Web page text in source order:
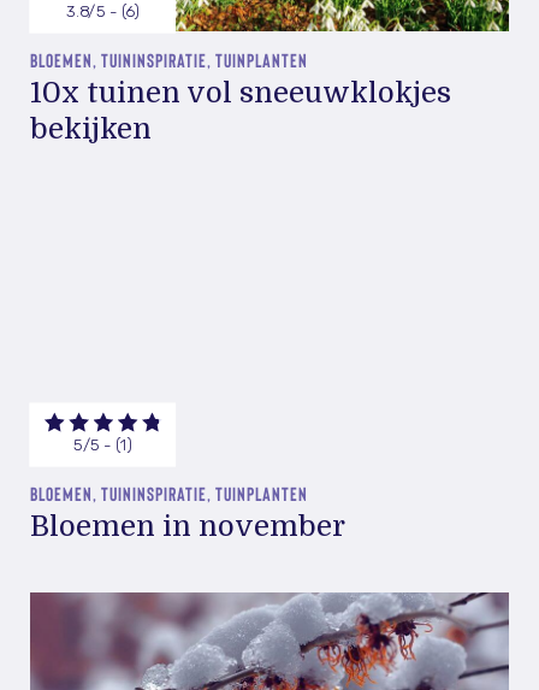
3.8/5 - (6)
BLOEMEN, TUININSPIRATIE, TUINPLANTEN
10x tuinen vol sneeuwklokjes
bekijken
5/5 - (1)
BLOEMEN, TUININSPIRATIE, TUINPLANTEN
Bloemen in november